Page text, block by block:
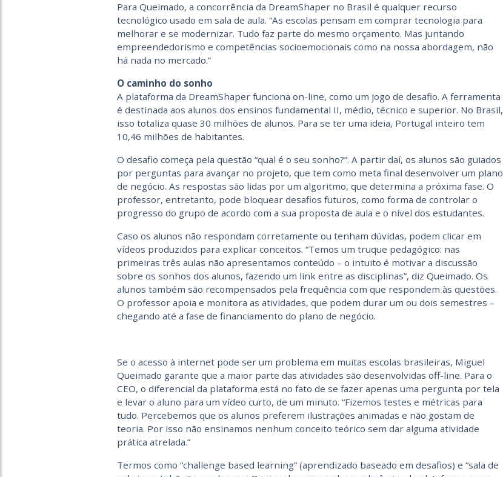
Para Queimado, a concorrência da DreamShaper no Brasil é qualquer recurso
tecnológico usado em sala de aula. “As escolas pensam em comprar tecnologia para
melhorar e se modernizar. Tudo faz parte do mesmo orçamento. Mas juntando
empreendedorismo e competências socioemocionais como na nossa abordagem, não
há nada no mercado.”
O caminho do sonho
A plataforma da DreamShaper funciona on-line, como um jogo de desafio. A ferramenta
é destinada aos alunos dos ensinos fundamental II, médio, técnico e superior. No Brasil,
isso totaliza quase 30 milhões de alunos. Para se ter uma ideia, Portugal inteiro tem
10,46 milhões de habitantes.
O desafio começa pela questão “qual é o seu sonho?”. A partir daí, os alunos são guiados
por perguntas para avançar no projeto, que tem como meta final desenvolver um plano
de negócio. As respostas são lidas por um algoritmo, que determina a próxima fase. O
professor, entretanto, pode bloquear desafios futuros, como forma de controlar o
progresso do grupo de acordo com a sua proposta de aula e o nível dos estudantes.
Caso os alunos não respondam corretamente ou tenham dúvidas, podem clicar em
vídeos produzidos para explicar conceitos. “Temos um truque pedagógico: nas
primeiras três aulas não apresentamos conteúdo – o intuito é motivar a discussão
sobre os sonhos dos alunos, fazendo um link entre as disciplinas”, diz Queimado. Os
alunos também são recompensados pela frequência com que respondem às questões.
O professor apoia e monitora as atividades, que podem durar um ou dois semestres –
chegando até a fase de financiamento do plano de negócio.
Se o acesso à internet pode ser um problema em muitas escolas brasileiras, Miguel
Queimado garante que a maior parte das atividades são desenvolvidas off-line. Para o
CEO, o diferencial da plataforma está no fato de se fazer apenas uma pergunta por tela
e levar o aluno para um vídeo curto, de um minuto. “Fizemos testes e métricas para
tudo. Percebemos que os alunos preferem ilustrações animadas e não gostam de
teoria. Por isso não ensinamos nenhum conceito teórico sem dar alguma atividade
prática atrelada.”
Termos como “challenge based learning” (aprendizado baseado em desafios) e “sala de